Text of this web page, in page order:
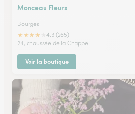
Monceau Fleurs
Bourges
★★★★
4.3 (265)
24, chaussée de la Chappe
Voir la boutique